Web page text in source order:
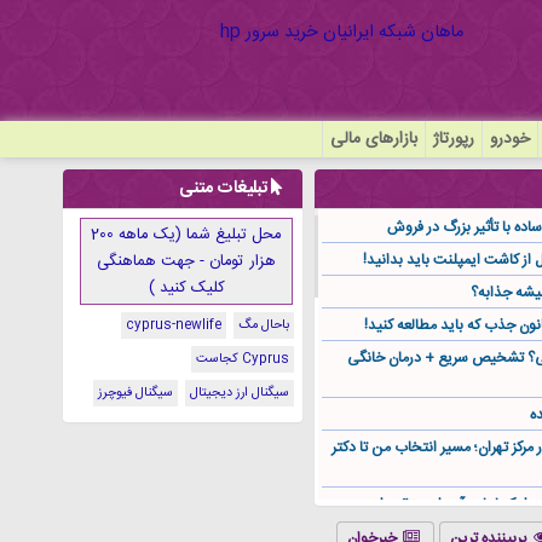
خودرو رپورتاژ بازارهای مالی
با تأثیر بزرگ در فروش
جذابه؟
جذب که باید مطالعه کنید!
تشخیص سریع + درمان خانگی
مرکز تهران؛ مسیر انتخاب من تا دکتر
کجا باید آن را مستقیم از
تبلیغات متنی
محل تبلیغ شما (یک ماهه 200
هزار تومان - جهت هماهنگی
کلیک کنید )
باحال مگ
cyprus-newlife
Cyprus کجاست
سیگنال ارز دیجیتال
سیگنال فیوچرز